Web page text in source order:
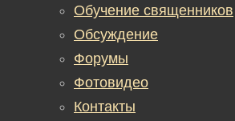
Обучение священников
Обсуждение
Форумы
Фотовидео
Контакты